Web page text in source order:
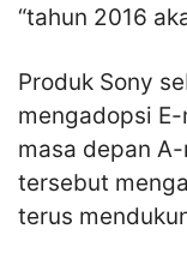
“tahun 2016
Produk Sony
mengadopsi
masa depan
tersebut
terus